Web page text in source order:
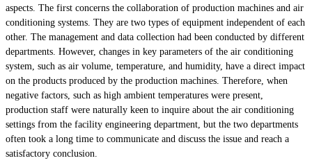
aspects. The first concerns the collaboration of production machines and air
conditioning systems. They are two types of equipment independent of each
other. The management and data collection had been conducted by different
departments. However, changes in key parameters of the air conditioning
system, such as air volume, temperature, and humidity, have a direct impact
on the products produced by the production machines. Therefore, when
negative factors, such as high ambient temperatures were present,
production staff were naturally keen to inquire about the air conditioning
settings from the facility engineering department, but the two departments
often took a long time to communicate and discuss the issue and reach a
satisfactory conclusion.